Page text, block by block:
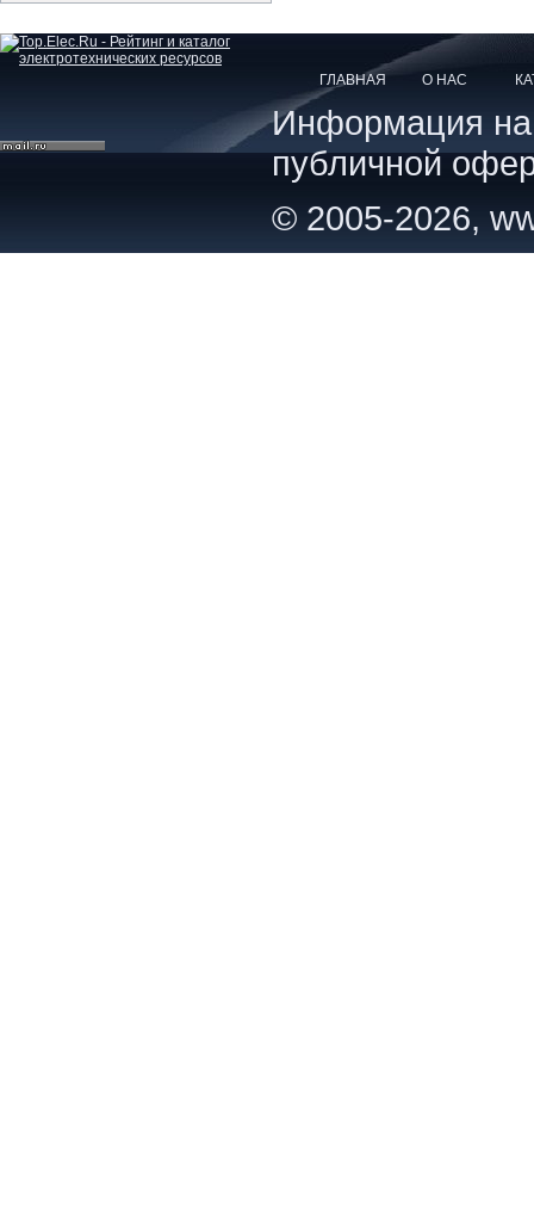
ГЛАВНАЯ О НАС
Информация на
публичной
© 2005-2026,